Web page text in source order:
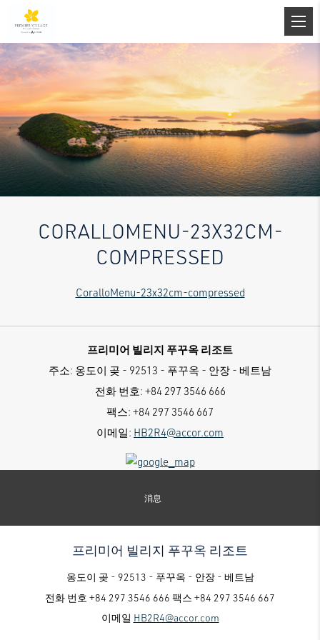
CORALLOMENU-23X32CM-
COMPRESSED
CoralloMenu-23x32cm-compressed
프리미어 빌리지 푸꾸옥 리조트
주소: 옹도이 곶 - 92513 - 푸꾸옥 - 안장 - 베트남
전화 번호: +84 297 3546 666
팩스: +84 297 3546 667
이메일: HB2R4@accor.com
消息
프리미어 빌리지 푸꾸옥 리조트
옹도이 곶 - 92513 - 푸꾸옥 - 안장 - 베트남
전화 번호 +84 297 3546 666 팩스 +84 297 3546 667
이메일 HB2R4@accor.com